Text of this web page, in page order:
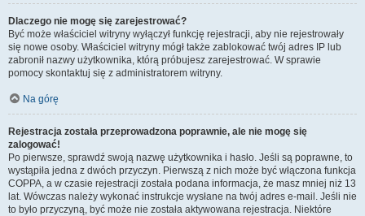
Dlaczego nie mogę się zarejestrować?
Być może właściciel witryny wyłączył funkcję rejestracji, aby nie rejestrowały
się nowe osoby. Właściciel witryny mógł także zablokować twój adres IP lub
zabronił nazwy użytkownika, którą próbujesz zarejestrować. W sprawie
pomocy skontaktuj się z administratorem witryny.
Na górę
Rejestracja została przeprowadzona poprawnie, ale nie mogę się
zalogować!
Po pierwsze, sprawdź swoją nazwę użytkownika i hasło. Jeśli są poprawne, to
wystąpiła jedna z dwóch przyczyn. Pierwszą z nich może być włączona funkcja
COPPA, a w czasie rejestracji została podana informacja, że masz mniej niż 13
lat. Wówczas należy wykonać instrukcje wysłane na twój adres e-mail. Jeśli nie
to było przyczyną, być może nie została aktywowana rejestracja. Niektóre